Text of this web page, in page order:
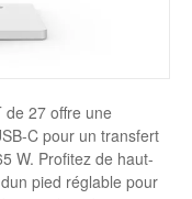
de 27 offre une
C pour un transfert
W. Profitez de haut-
pied réglable pour